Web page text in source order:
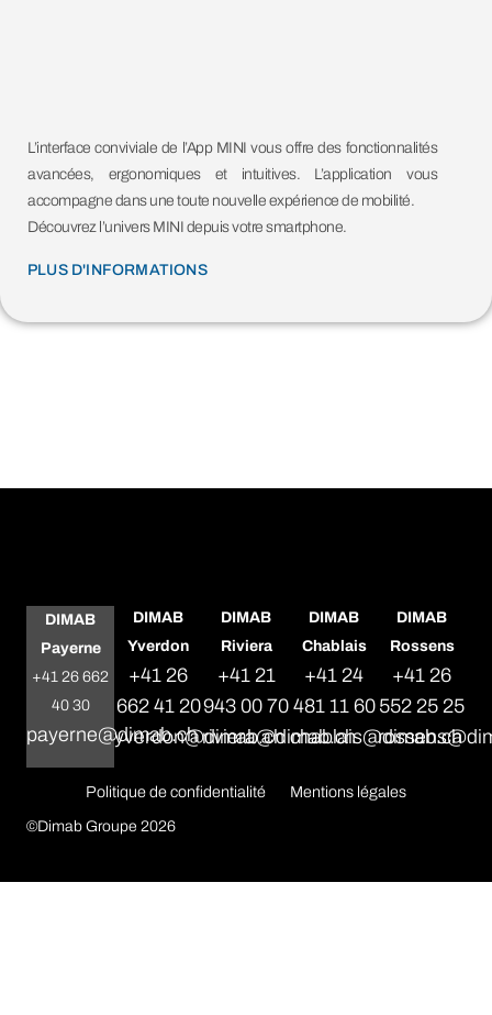
L’interface conviviale de l’App MINI vous offre des fonctionnalités
avancées, ergonomiques et intuitives. L’application vous
accompagne dans une toute nouvelle expérience de mobilité.
Découvrez l’univers MINI depuis votre smartphone.
PLUS D'INFORMATIONS
DIMAB
Payerne
+41 26 662
40 30
payerne@dimab.ch
DIMAB
Yverdon
+41 26
662 41 20
yverdon@dimab.ch
DIMAB
Riviera
+41 21
943 00 70
riviera@dimab.ch
DIMAB
Chablais
+41 24
481 11 60
chablais@dimab.ch
DIMAB
Rossens
+41 26
552 25 25
Politique de confidentialité Mentions légales
©Dimab Groupe 2026